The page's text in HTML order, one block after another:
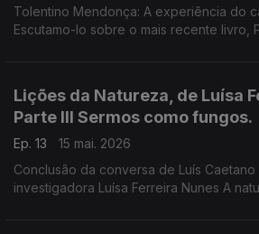
Tolentino Mendonça: A experiência do
Escutamo-lo sobre o mais recente livro,
Lições da Natureza, de Luísa
Parte III Sermos como fungos.
Ep. 13
15 mai. 2026
Conclusão da conversa de Luís
investigadora Luísa Ferreira Nunes A